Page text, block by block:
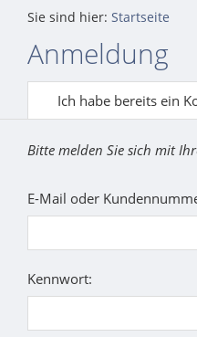
Sie sind hier: Startseite
Anmeldung
Ich habe bereits ein
Bitte melden Sie sich mit
E-Mail oder
Kennwort: